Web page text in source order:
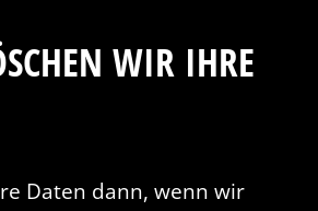
WIR IHRE
Daten dann, wenn wir